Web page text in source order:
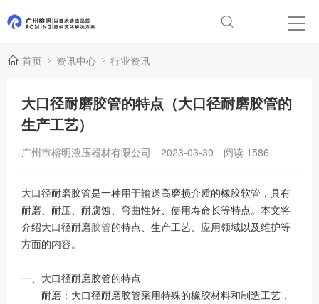
首页 资讯中心 行业资讯
大口径耐磨胶管的特点（大口径耐磨胶管的
生产工艺）
广州市榕明液压器材有限公司 2023-03-30 阅读 1586
大口径耐磨胶管是一种用于输送高磨损介质的橡胶软管，具有
耐磨、耐压、耐腐蚀、弯曲性好、使用寿命长等特点。本文将
介绍大口径耐磨胶管的特点、生产工艺、应用领域以及维护等
方面的内容。
一、大口径耐磨胶管的特点
耐磨：大口径耐磨胶管采用特殊的橡胶材料和制造工艺，